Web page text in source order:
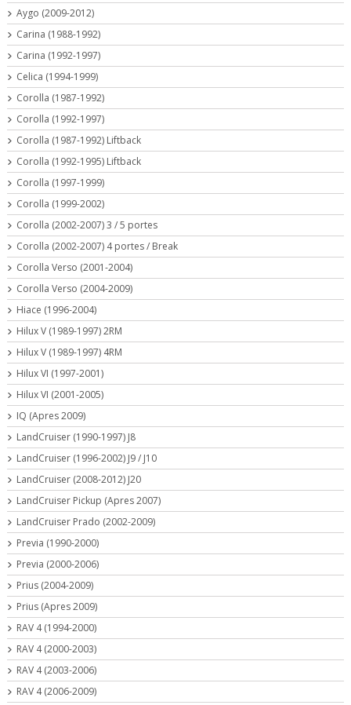
Aygo (2009-2012)
Carina (1988-1992)
Carina (1992-1997)
Celica (1994-1999)
Corolla (1987-1992)
Corolla (1992-1997)
Corolla (1987-1992) Liftback
Corolla (1992-1995) Liftback
Corolla (1997-1999)
Corolla (1999-2002)
Corolla (2002-2007) 3 / 5 portes
Corolla (2002-2007) 4 portes / Break
Corolla Verso (2001-2004)
Corolla Verso (2004-2009)
Hiace (1996-2004)
Hilux V (1989-1997) 2RM
Hilux V (1989-1997) 4RM
Hilux VI (1997-2001)
Hilux VI (2001-2005)
IQ (Apres 2009)
LandCruiser (1990-1997) J8
LandCruiser (1996-2002) J9 / J10
LandCruiser (2008-2012) J20
LandCruiser Pickup (Apres 2007)
LandCruiser Prado (2002-2009)
Previa (1990-2000)
Previa (2000-2006)
Prius (2004-2009)
Prius (Apres 2009)
RAV 4 (1994-2000)
RAV 4 (2000-2003)
RAV 4 (2003-2006)
RAV 4 (2006-2009)